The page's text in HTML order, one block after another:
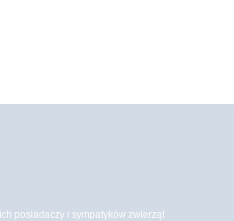
posiadaczy i sympatyków zwierząt